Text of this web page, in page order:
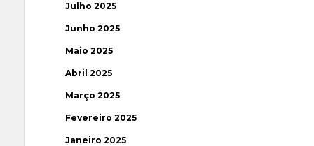
Julho 2025
Junho 2025
Maio 2025
Abril 2025
Março 2025
Fevereiro 2025
Janeiro 2025